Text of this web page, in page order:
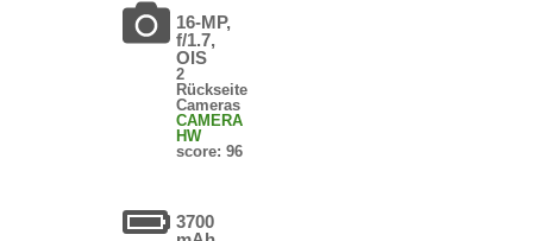
16-MP,
f/1.7,
OIS
2
Rückseite
Cameras
CAMERA
HW
score: 96
3700